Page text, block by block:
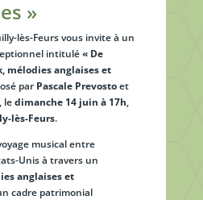
»
lès-Feurs vous invite à un
intitulé« De
mélodies anglaises et
par Pascale Prevostoet
, ledimanche 14 juin à 17h,
lès-Feurs.
musical entre
Unis à travers un
anglaises et
cadre patrimonial